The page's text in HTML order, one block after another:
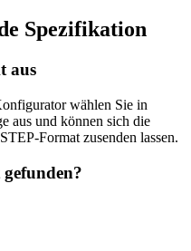
Spezifikation
aus
wählen Sie in
aus und können sich die
Format zusenden lassen.